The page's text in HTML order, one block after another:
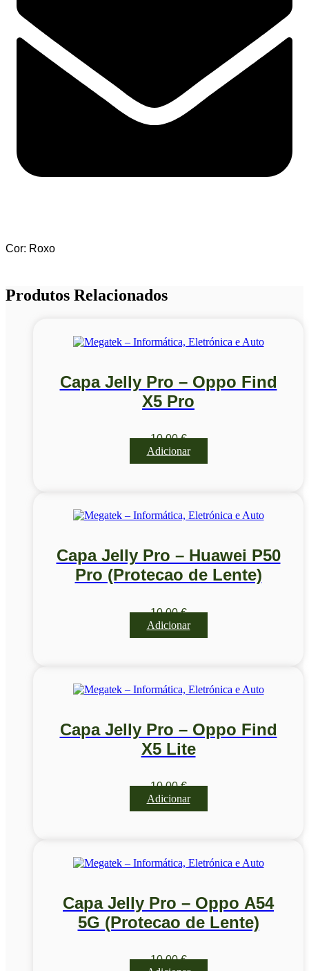
Cor: Roxo
Produtos Relacionados
Capa Jelly Pro – Oppo Find
X5 Pro
10,00€
Adicionar
Capa Jelly Pro – Huawei P50
Pro (Protecao de Lente)
10,00€
Adicionar
Capa Jelly Pro – Oppo Find
X5 Lite
10,00€
Adicionar
Capa Jelly Pro – Oppo A54
5G (Protecao de Lente)
10,00€